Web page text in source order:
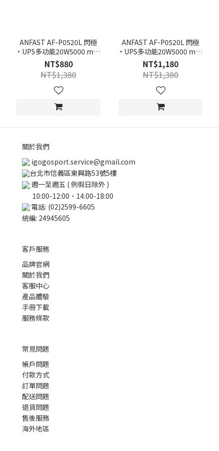
ANFAST AF-P0520L 閃極
·UPS多功能20W5000 mAh
快充 行動電源 (Lightning)
NT$880
NT$1,380
ANFAST AF-P0520L 閃極
·UPS多功能20W5000 mAh
快充 行動電源 (Type-c)
NT$1,180
NT$1,380
關於我們
igogosport.service@gmail.com
台北市信義區東興路53號5樓
週一至週五 ( 例假日除外 )
10:00-12:00、14:00-18:00
電話: (02)2599-6605
統編: 24945605
客戶服務
品牌官網
關於我們
客服中心
產品體驗
手冊下載
服務條款
常見問題
帳戶問題
付款方式
訂單問題
配送問題
退貨問題
售後服務
海外地區